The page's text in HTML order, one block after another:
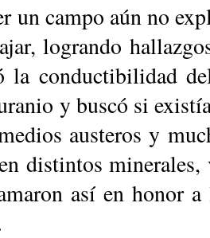
un cam­po aún no
lo­gran­do
la con­duc­ti­bi­li­dad
y bus­có si
aus­te­ros y
dis­tin­tos
así en ho­nor